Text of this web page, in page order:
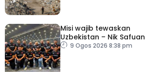
Misi wajib tewaskan
Uzbekistan – Nik Safuan
9 Ogos 2026 8:38 pm